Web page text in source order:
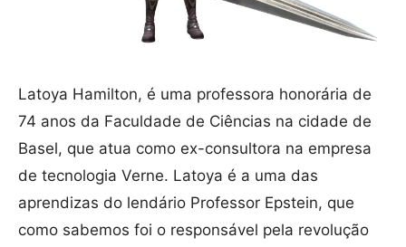
Latoya Hamilton, é uma professora honorária de
74 anos da Faculdade de Ciências na cidade de
Basel, que atua como ex-consultora na empresa
de tecnologia Verne. Latoya é a uma das
aprendizas do lendário Professor Epstein, que
como sabemos foi o responsável pela revolução